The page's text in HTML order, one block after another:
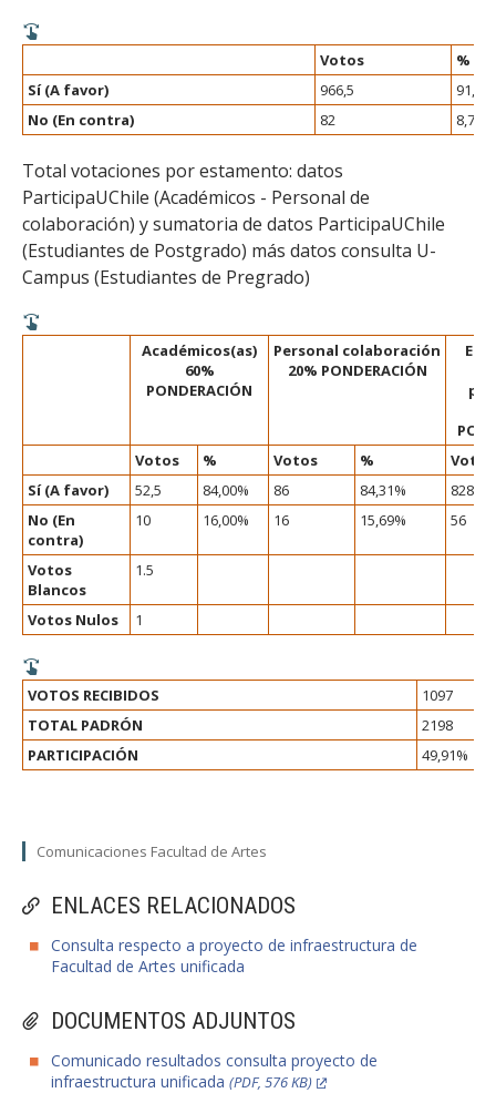
ENLACES RELACIONADOS
Consulta respecto a proyecto de infraestructura de
Facultad de Artes unificada
DOCUMENTOS ADJUNTOS
Comunicado resultados consulta proyecto de
infraestructura unificada (PDF, 576 KB)
Votos
%
Sí (A favor)
966,5
91,3%
No (En contra)
82 8,7%
Total votaciones por estamento: datos
ParticipaUChile (Académicos - Personal de
colaboración) y sumatoria de datos ParticipaUChile
(Estudiantes de Postgrado) más datos consulta U-
Campus (Estudiantes de Pregrado)
Académicos(as)
60%
PONDERACIÓN
Personal colaboración
20% PONDERACIÓN
Votos
% Votos %
Votos
Sí (A favor)
52,5 84,00% 86 84,31%
828
No (En
contra)
10 16,00% 16 15,69% 56
Votos
Blancos
1.5
Votos Nulos 1
VOTOS RECIBIDOS
1097
TOTAL PADRÓN
2198
PARTICIPACIÓN
49,91%
Comunicaciones Facultad de Artes